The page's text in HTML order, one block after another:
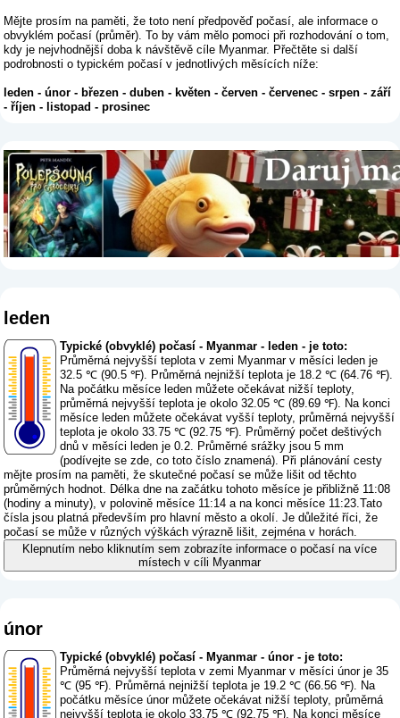
Mějte prosím na paměti, že toto není předpověď počasí, ale informace o
obvyklém počasí (průměr). To by vám mělo pomoci při rozhodování o tom,
kdy je nejvhodnější doba k návštěvě cíle Myanmar. Přečtěte si další
podrobnosti o typickém počasí v jednotlivých měsících níže:
leden -únor -březen -duben -květen -červen -červenec -srpen -září
-říjen -listopad -prosinec
leden
Typické (obvyklé) počasí - Myanmar - leden - je toto:
Průměrná nejvyšší teplota v zemi Myanmar v měsíci leden je
32.5 ℃ (90.5 ℉). Průměrná nejnižší teplota je 18.2 ℃ (64.76 ℉).
Na počátku měsíce leden můžete očekávat nižší teploty,
průměrná nejvyšší teplota je okolo 32.05 ℃ (89.69 ℉). Na konci
měsíce leden můžete očekávat vyšší teploty, průměrná nejvyšší
teplota je okolo 33.75 ℃ (92.75 ℉). Průměrný počet deštivých
dnů v měsíci leden je 0.2. Průměrné srážky jsou 5 mm
(podívejte se zde, co toto číslo znamená). Při plánování cesty
mějte prosím na paměti, že skutečné počasí se může lišit od těchto
průměrných hodnot. Délka dne na začátku tohoto měsíce je přibližně 11:08
(hodiny a minuty), v polovině měsíce 11:14 a na konci měsíce 11:23.Tato
čísla jsou platná především pro hlavní město a okolí. Je důležité říci, že
počasí se může v různých výškách výrazně lišit, zejména v horách.
Klepnutím nebo kliknutím sem zobrazíte informace o počasí na více
místech v cíli Myanmar
únor
Typické (obvyklé) počasí - Myanmar - únor - je toto:
Průměrná nejvyšší teplota v zemi Myanmar v měsíci únor je 35
℃ (95 ℉). Průměrná nejnižší teplota je 19.2 ℃ (66.56 ℉). Na
počátku měsíce únor můžete očekávat nižší teploty, průměrná
nejvyšší teplota je okolo 33.75 ℃ (92.75 ℉). Na konci měsíce